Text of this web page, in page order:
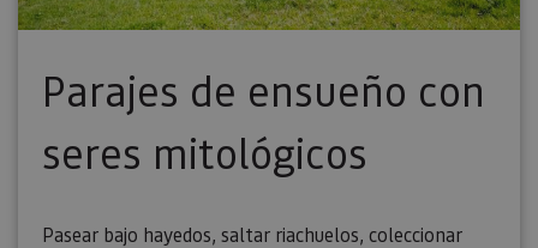
Parajes de ensueño con
seres mitológicos
Pasear bajo hayedos, saltar riachuelos, coleccionar